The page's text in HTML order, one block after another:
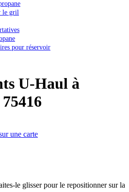
le gril
pour réservoir
U-Haul à
une carte
le glisser pour le repositionner sur la